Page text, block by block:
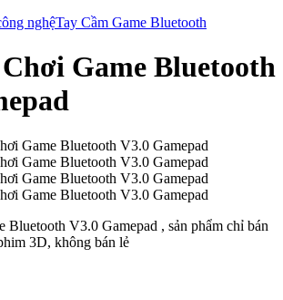
nghệTay Cầm Game Bluetooth
Game Bluetooth
Bluetooth V3.0 Gamepad , sản phẩm chỉ bán
3D, không bán lẻ